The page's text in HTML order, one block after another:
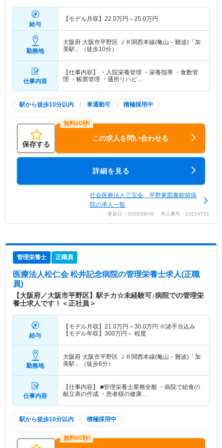
給与
【モデル月収】 22.0万円～25.0万円
勤務地
大阪府 大阪市平野区 ＪＲ関西本線(亀山－難波)「加
美駅」（徒歩10分）
仕事内容
【仕事内容】 ・入院栄養管理 ・栄養指導 ・食数管
理 ・帳票管理 ・通所リハビ…
駅から徒歩10分以内 車通勤可 積極採用中
保存する
この求人を問い合わせる
詳細を見る
社会医療法人三宝会 平野東図書館前病
院の求人一覧
更新日：2025/09/30 求人番号：10154733
管理栄養士 正職員
医療法人松仁会 松井記念病院の管理栄養士求人(正職
員)
【大阪府／大阪市平野区】駅チカ☆未経験可♪病院での管理栄
養士求人です！＜正社員＞
給与
【モデル月収】 21.0万円～30.0万円 ※諸手当込み
【モデル年収】 300万円～ 程度
勤務地
大阪府 大阪市平野区 ＪＲ関西本線(亀山－難波)「加
美駅」（徒歩6分）
仕事内容
【仕事内容】 ■管理栄養士業務全般 ・病院で給食の
献立表の作成 ・患者様の健康…
駅から徒歩10分以内 積極採用中